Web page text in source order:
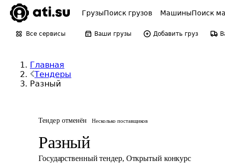
ГрузыПоиск грузов МашиныПоиск
Все сервисы Ваши грузы Добавить груз
Главная
Тендеры
Разный
Тендер отменён Несколько поставщиков
Разный
Государственный тендер, Открытый конкурс